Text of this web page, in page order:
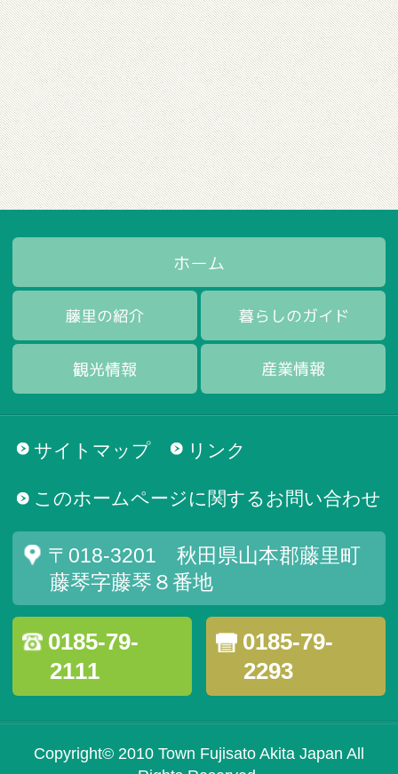
サイトマップ リンク
このホームページに関するお問い合わせ
〒018-3201 秋田県山本郡藤里町
藤琴字藤琴８番地
0185-79-
2111
0185-79-
2293
Copyright© 2010 Town Fujisato Akita Japan All